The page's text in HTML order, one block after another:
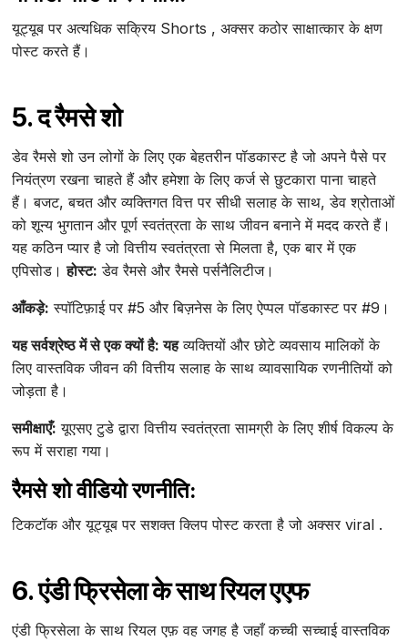
यूट्यूब पर अत्यधिक सक्रिय Shorts , अक्सर कठोर साक्षात्कार के क्षण
पोस्ट करते हैं।
5. द रैमसे शो
डेव रैमसे शो उन लोगों के लिए एक बेहतरीन पॉडकास्ट है जो अपने पैसे पर
नियंत्रण रखना चाहते हैं और हमेशा के लिए कर्ज से छुटकारा पाना चाहते
हैं। बजट, बचत और व्यक्तिगत वित्त पर सीधी सलाह के साथ, डेव श्रोताओं
को शून्य भुगतान और पूर्ण स्वतंत्रता के साथ जीवन बनाने में मदद करते हैं।
यह कठिन प्यार है जो वित्तीय स्वतंत्रता से मिलता है, एक बार में एक
एपिसोड।होस्ट: डेव रैमसे और रैमसे पर्सनैलिटीज।
आँकड़े: स्पॉटिफ़ाई पर #5 और बिज़नेस के लिए ऐप्पल पॉडकास्ट पर #9।
यह सर्वश्रेष्ठ में से एक क्यों है: यहव्यक्तियों और छोटे व्यवसाय मालिकों के
लिए वास्तविक जीवन की वित्तीय सलाह के साथ व्यावसायिक रणनीतियों को
जोड़ता है।
समीक्षाएँ: यूएसए टुडे द्वारा वित्तीय स्वतंत्रता सामग्री के लिए शीर्ष विकल्प के
रूप में सराहा गया।
रैमसे शो वीडियो रणनीति:
टिकटॉक और यूट्यूब पर सशक्त क्लिप पोस्ट करता है जो अक्सर viral .
6. एंडी फ्रिसेला के साथ रियल एएफ
एंडी फ्रिसेला के साथ रियल एफ़ वह जगह है जहाँ कच्ची सच्चाई वास्तविक